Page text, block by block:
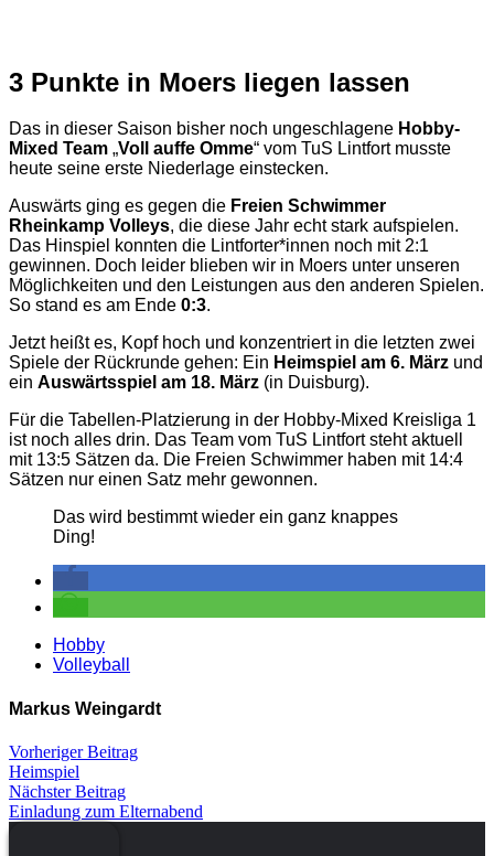
3 Punkte in Moers liegen lassen
Das in dieser Saison bisher noch ungeschlagene Hobby-
Mixed Team „Voll auffe Omme“ vom TuS Lintfort musste
heute seine erste Niederlage einstecken.
Auswärts ging es gegen die Freien Schwimmer
Rheinkamp Volleys, die diese Jahr echt stark aufspielen.
Das Hinspiel konnten die Lintforter*innen noch mit 2:1
gewinnen. Doch leider blieben wir in Moers unter unseren
Möglichkeiten und den Leistungen aus den anderen Spielen.
So stand es am Ende 0:3.
Jetzt heißt es, Kopf hoch und konzentriert in die letzten zwei
Spiele der Rückrunde gehen: Ein Heimspiel am 6. März und
ein Auswärtsspiel am 18. März (in Duisburg).
Für die Tabellen-Platzierung in der Hobby-Mixed Kreisliga 1
ist noch alles drin. Das Team vom TuS Lintfort steht aktuell
mit 13:5 Sätzen da. Die Freien Schwimmer haben mit 14:4
Sätzen nur einen Satz mehr gewonnen.
Das wird bestimmt wieder ein ganz knappes
Ding!
Hobby
Volleyball
Markus Weingardt
Vorheriger Beitrag
Heimspiel
Nächster Beitrag
Einladung zum Elternabend